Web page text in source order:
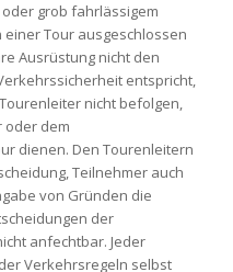
grob fahrlässigem
Tour ausgeschlossen
Ausrüstung nicht den
entspricht,
nicht befolgen,
oder dem
dienen. Den Tourenleitern
Teilnehmer auch
von Gründen die
der
anfechtbar. Jeder
Verkehrsregeln selbst